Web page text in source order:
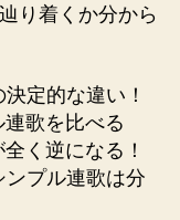
り着くか分から
定的な違い！
歌を比べる
く逆になる！
プル連歌は分